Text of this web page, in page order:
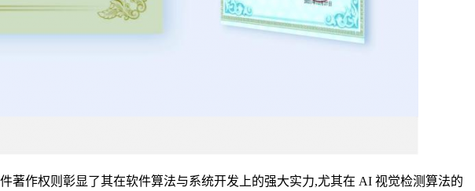
作权则彰显了其在软件算法与系统开发上的强大实力,尤其在 AI 视觉检测算法的